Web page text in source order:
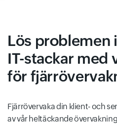
Lös problemen
IT-stackar med
för
Fjärrövervaka din klient- och
av vår heltäckande